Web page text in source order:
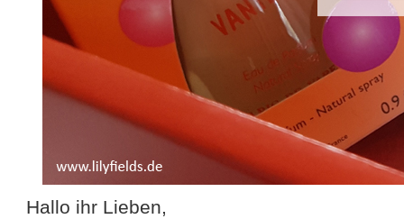
Hallo ihr Lieben,